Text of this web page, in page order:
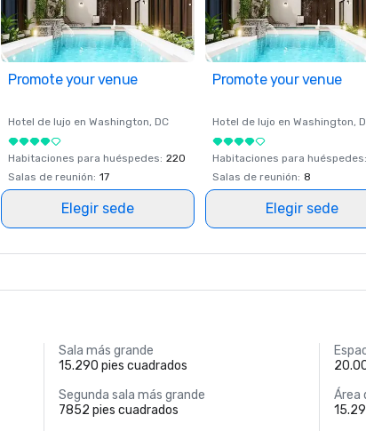
Promote your venue
Hotel de lujo en Washington, DC
Habitaciones para huéspedes: 220
Salas de reunión: 17
Elegir sede
Promote your venue
Hotel de lujo en Washington,
Habitaciones para huéspedes:
Salas de reunión: 8
Elegir sede
Sala más grande
15.290 pies cuadrados
Segunda sala más grande
7852 pies cuadrados
Área